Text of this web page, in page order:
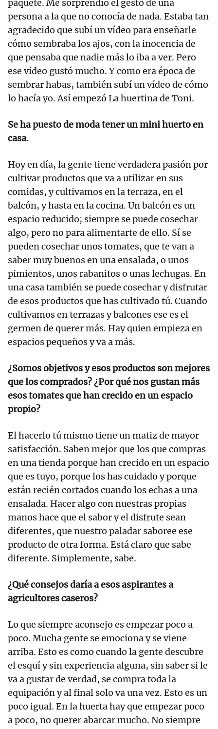
paquete. Me sorprendió el gesto de una
persona a la que no conocía de nada. Estaba tan
agradecido que subí un vídeo para enseñarle
cómo sembraba los ajos, con la inocencia de
que pensaba que nadie más lo iba a ver. Pero
ese vídeo gustó mucho. Y como era época de
sembrar habas, también subí un vídeo de cómo
lo hacía yo. Así empezó La huertina de Toni.
Se ha puesto de moda tener un mini huerto en
casa.
Hoy en día, la gente tiene verdadera pasión por
cultivar productos que va a utilizar en sus
comidas, y cultivamos en la terraza, en el
balcón, y hasta en la cocina. Un balcón es un
espacio reducido; siempre se puede cosechar
algo, pero no para alimentarte de ello. Sí se
pueden cosechar unos tomates, que te van a
saber muy buenos en una ensalada, o unos
pimientos, unos rabanitos o unas lechugas. En
una casa también se puede cosechar y disfrutar
de esos productos que has cultivado tú. Cuando
cultivamos en terrazas y balcones ese es el
germen de querer más. Hay quien empieza en
espacios pequeños y va a más.
¿Somos objetivos y esos productos son mejores
que los comprados? ¿Por qué nos gustan más
esos tomates que han crecido en un espacio
propio?
El hacerlo tú mismo tiene un matiz de mayor
satisfacción. Saben mejor que los que compras
en una tienda porque han crecido en un espacio
que es tuyo, porque los has cuidado y porque
están recién cortados cuando los echas a una
ensalada. Hacer algo con nuestras propias
manos hace que el sabor y el disfrute sean
diferentes, que nuestro paladar saboree ese
producto de otra forma. Está claro que sabe
diferente. Simplemente, sabe.
¿Qué consejos daría a esos aspirantes a
agricultores caseros?
Lo que siempre aconsejo es empezar poco a
poco. Mucha gente se emociona y se viene
arriba. Esto es como cuando la gente descubre
el esquí y sin experiencia alguna, sin saber si le
va a gustar de verdad, se compra toda la
equipación y al final solo va una vez. Esto es un
poco igual. En la huerta hay que empezar poco
a poco, no querer abarcar mucho. No siempre